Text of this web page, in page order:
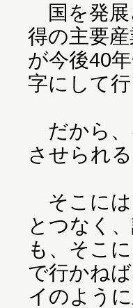
国を発展
得の主要
が今後40
字にして
だから、
させられ
そこには
とつなく
も、そこ
で行かね
イのように